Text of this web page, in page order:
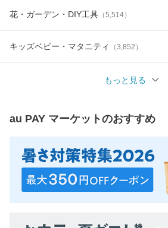
花・ガーデン・DIY工具 （5,514）
キッズベビー・マタニティ （3,852 ）
もっと見る
au PAY マーケットのおすすめ